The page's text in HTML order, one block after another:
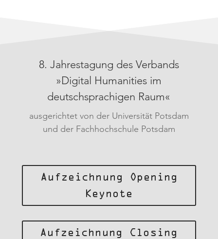
8. Jahrestagung des Verbands
»Digital Humanities im
deutschsprachigen Raum«
ausgerichtet von der Universität Potsdam
und der Fachhochschule Potsdam
Aufzeichnung Opening
Keynote
Aufzeichnung Closing